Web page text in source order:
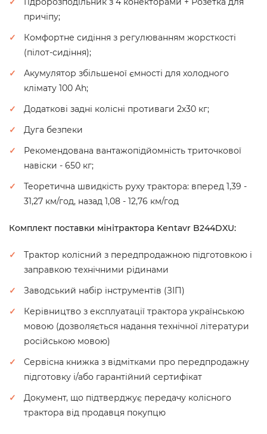
причіпу;
Комфортне сидіння з регулюванням жорсткості
(пілот-сидіння);
Акумулятор збільшеної ємності для холодного
клімату 100 Ah;
Додаткові задні колісні противаги 2х30 кг;
Дуга безпеки
Рекомендована вантажопідйомність триточкової
навіски - 650 кг;
Теоретична швидкість руху трактора: вперед 1,39 -
31,27 км/год, назад 1,08 - 12,76 км/год
Комплект поставки мінітрактора Kentavr B244DXU:
Трактор колісний з передпродажною підготовкою і
заправкою технічними рідинами
Заводський набір інструментів (ЗІП)
Керівництво з експлуатації трактора українською
мовою (дозволяється надання технічної літератури
російською мовою)
Сервісна книжка з відмітками про передпродажну
підготовку і/або гарантійний сертифікат
Документ, що підтверджує передачу колісного
трактора від продавця покупцю